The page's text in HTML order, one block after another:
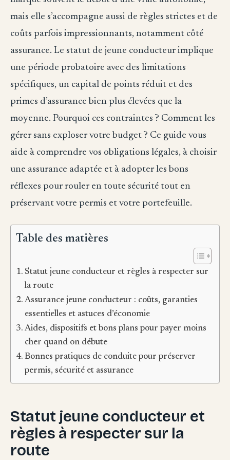
mais elle s’accompagne aussi de règles strictes et de
coûts parfois impressionnants, notamment côté
assurance. Le statut de jeune conducteur implique
une période probatoire avec des limitations
spécifiques, un capital de points réduit et des
primes d’assurance bien plus élevées que la
moyenne. Pourquoi ces contraintes ? Comment les
gérer sans exploser votre budget ? Ce guide vous
aide à comprendre vos obligations légales, à choisir
une assurance adaptée et à adopter les bons
réflexes pour rouler en toute sécurité tout en
préservant votre permis et votre portefeuille.
Table des matières
Statut jeune conducteur et règles à respecter sur
la route
Assurance jeune conducteur : coûts, garanties
essentielles et astuces d’économie
Aides, dispositifs et bons plans pour payer moins
cher quand on débute
Bonnes pratiques de conduite pour préserver
permis, sécurité et assurance
Statut jeune conducteur et
règles à respecter sur la
route